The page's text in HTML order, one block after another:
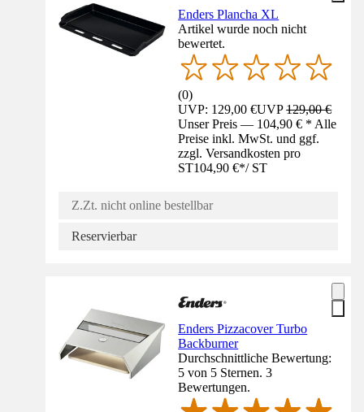
Enders Plancha XL
Artikel wurde noch nicht
bewertet.
(0)
UVP: 129,00 €UVP129,00 €
Unser Preis — 104,90 € * Alle
Preise inkl. MwSt. und ggf.
zzgl. Versandkosten pro
ST104,90 €*/ ST
Z.Zt. nicht online bestellbar
Reservierbar
Enders Pizzacover Turbo
Backburner
Durchschnittliche Bewertung:
5 von 5 Sternen. 3
Bewertungen.